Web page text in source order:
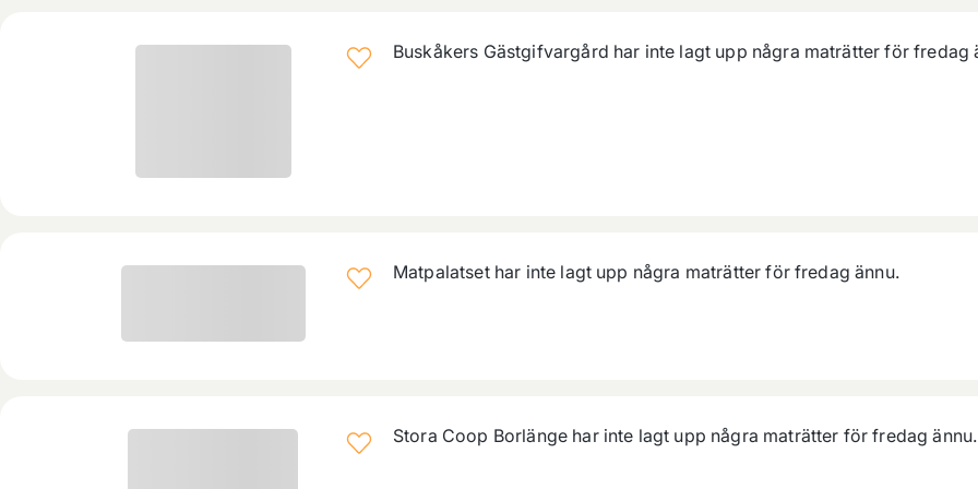
Buskåkers Gästgifvargård har inte lagt upp några maträtter förfredag
Matpalatsethar inte lagt upp några maträtter förfredag ännu.
Stora Coop Borlänge har inte lagt upp några maträtter förfredag ännu.